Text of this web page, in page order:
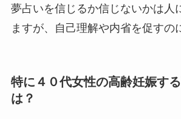
夢占いを信じるか信じないかは人
ますが、自己理解や内省を促すの
特に４０代女性の高齢妊娠す
は？